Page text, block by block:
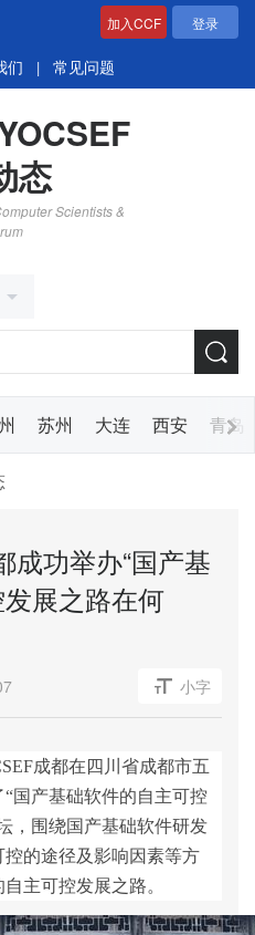
加入CCF 登录
们 | 常见问题
态
Scientists &
苏州 大连 西安 青岛
成功举办“国产基
展之路在何
小字
成都在四川省成都市五
“国产基础软件的自主可控
，围绕国产基础软件研发
的途径及影响因素等方
主可控发展之路。